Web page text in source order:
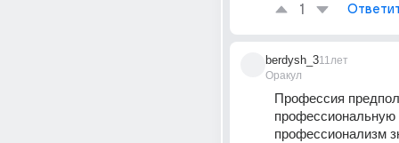
1
berdysh_3
Оракул
11лет
Профессия
профессиональную
профессионализм